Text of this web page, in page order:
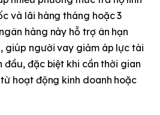
và lãi hàng tháng hoặc 3
hàng này hỗ trợ ân hạn
giúp người vay giảm áp lực tài
đầu, đặc biệt khi cần thời gian
hoạt động kinh doanh hoặc